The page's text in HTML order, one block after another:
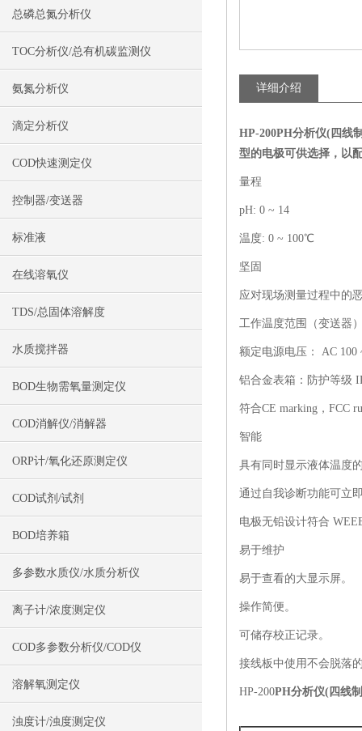
总磷总氮分析仪
TOC分析仪/总有机碳监测仪
氨氮分析仪
滴定分析仪
COD快速测定仪
控制器/变送器
标准液
在线溶氧仪
TDS/总固体溶解度
水质搅拌器
BOD生物需氧量测定仪
COD消解仪/消解器
ORP计/氧化还原测定仪
COD试剂/试剂
BOD培养箱
多参数水质仪/水质分析仪
离子计/浓度测定仪
COD多参数分析仪/COD仪
溶解氧测定仪
浊度计/浊度测定仪
详细介绍
HP-200PH分析仪(四线
型的电极可供选择，以
量程
pH: 0 ~ 14
温度: 0 ~ 100℃
坚固
应对现场测量过程中的
工作温度范围（变送器
额定电源电压： AC 100
铝合金表箱：防护等级
符合CE marking，FCC
智能
具有同时显示液体温度
通过自我诊断功能可立
电极无铅设计符合
易于维护
易于查看的大显示屏。
操作简便。
可储存校正记录。
接线板中使用不会脱落
HP-200PH分析仪(四线